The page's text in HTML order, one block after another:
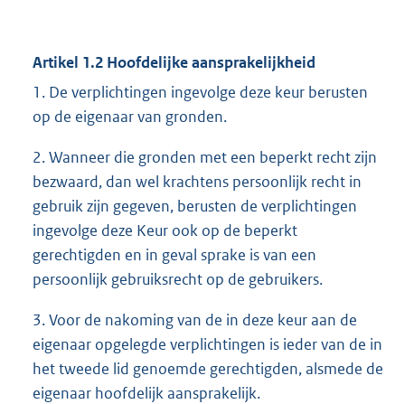
Artikel 1.2 Hoofdelijke aansprakelijkheid
1. De verplichtingen ingevolge deze keur berusten
op de eigenaar van gronden.
2. Wanneer die gronden met een beperkt recht zijn
bezwaard, dan wel krachtens persoonlijk recht in
gebruik zijn gegeven, berusten de verplichtingen
ingevolge deze Keur ook op de beperkt
gerechtigden en in geval sprake is van een
persoonlijk gebruiksrecht op de gebruikers.
3. Voor de nakoming van de in deze keur aan de
eigenaar opgelegde verplichtingen is ieder van de in
het tweede lid genoemde gerechtigden, alsmede de
eigenaar hoofdelijk aansprakelijk.